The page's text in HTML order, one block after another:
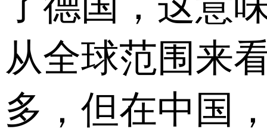
从全球范围来
多，但在中国